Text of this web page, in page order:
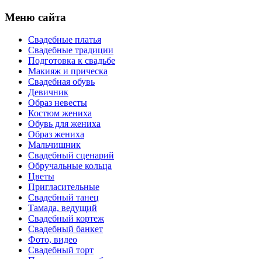
Меню сайта
Свадебные платья
Свадебные традиции
Подготовка к свадьбе
Макияж и прическа
Свадебная обувь
Девичник
Образ невесты
Костюм жениха
Обувь для жениха
Образ жениха
Мальчишник
Свадебный сценарий
Обручальные кольца
Цветы
Пригласительные
Свадебный танец
Тамада, ведущий
Свадебный кортеж
Свадебный банкет
Фото, видео
Свадебный торт